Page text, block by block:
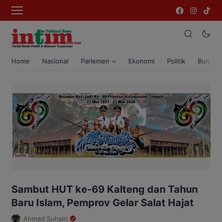
Home Nasional Parlemen Ekonomi Politik Bumi
Sambut HUT ke-69 Kalteng dan Tahun
Baru Islam, Pemprov Gelar Salat Hajat
Ahmad Suhairi